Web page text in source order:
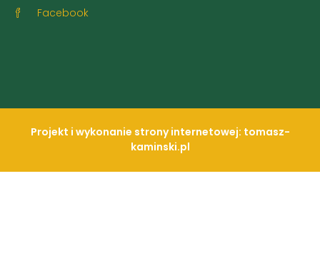
Facebook
Projekt i wykonanie strony internetowej: tomasz-
kaminski.pl